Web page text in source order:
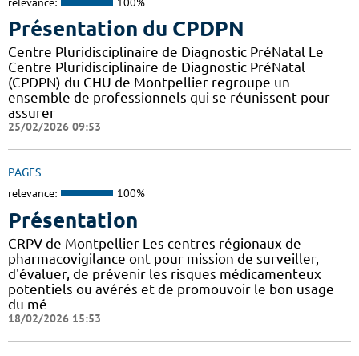
Présentation du CPDPN
Centre Pluridisciplinaire de Diagnostic PréNatal Le
Centre Pluridisciplinaire de Diagnostic PréNatal
(CPDPN) du CHU de Montpellier regroupe un
ensemble de professionnels qui se réunissent pour
assurer
25/02/2026 09:53
PAGES
relevance: 100%
Présentation
CRPV de Montpellier Les centres régionaux de
pharmacovigilance ont pour mission de surveiller,
d'évaluer, de prévenir les risques médicamenteux
potentiels ou avérés et de promouvoir le bon usage
du mé
18/02/2026 15:53